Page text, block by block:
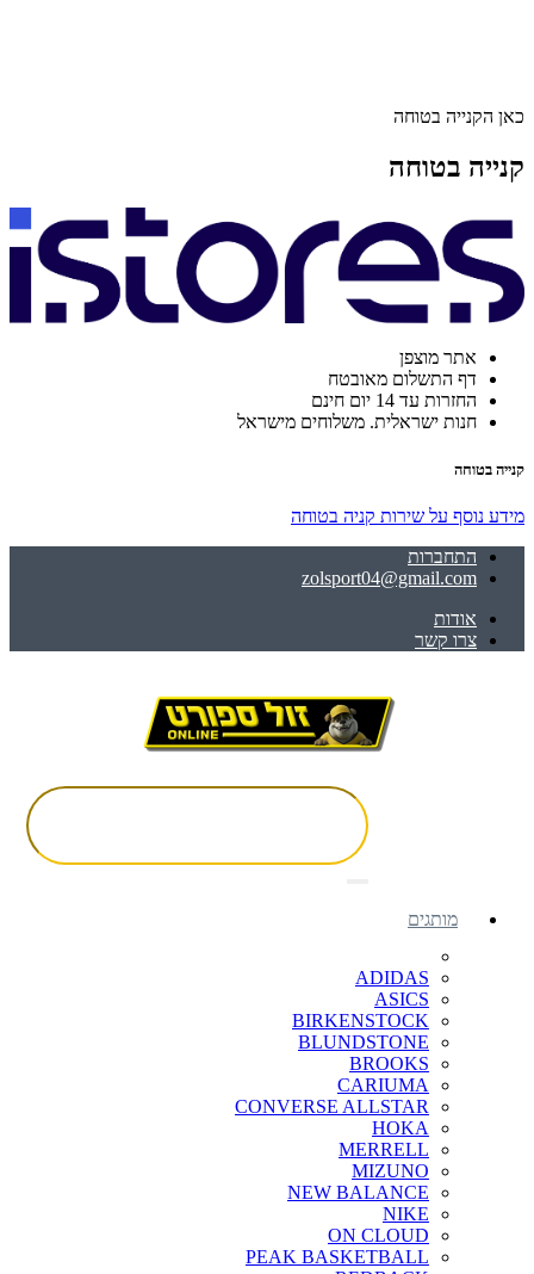
כאן הקנייה בטוחה
קנייה בטוחה
אתר מוצפן
דף התשלום מאובטח
החזרות עד 14 יום חינם
חנות ישראלית. משלוחים מישראל
קנייה בטוחה
מידע נוסף על שירות קניה בטוחה
התחברות
zolsport04@gmail.com
אודות
צרו קשר
מותגים
ADIDAS
ASICS
BIRKENSTOCK
BLUNDSTONE
BROOKS
CARIUMA
CONVERSE ALLSTAR
HOKA
MERRELL
MIZUNO
NEW BALANCE
NIKE
ON CLOUD
PEAK BASKETBALL